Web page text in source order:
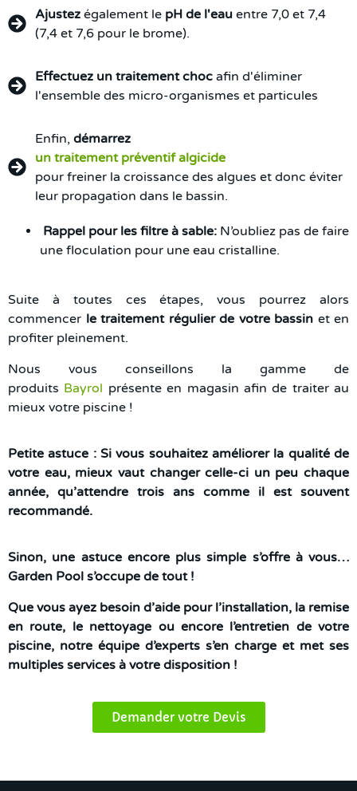
Ajustez également le pH de l'eau entre 7,0 et 7,4
(7,4 et 7,6 pour le brome).
Effectuez un traitement chocafin d'éliminer
l'ensemble des micro-organismes et particules
Enfin, démarrez
un traitement préventif algicide
pour freiner la croissance des algues et donc éviter
leur propagation dans le bassin.
Rappel pour les filtre à sable: N’oubliez pas de faire
une floculation pour une eau cristalline.
Suite à toutes ces étapes, vous pourrez alors
commencer le traitement régulier de votre bassin et en
profiter pleinement.
Nous vous conseillons la gamme de
produits Bayrol présente en magasin afin de traiter au
mieux votre piscine !
Petite astuce : Si vous souhaitez améliorer la qualité de
votre eau, mieux vaut changer celle-ci un peu chaque
année, qu’attendre trois ans comme il est souvent
recommandé.
Sinon, une astuce encore plus simple s’offre à vous…
Garden Pool s’occupe de tout !
Que vous ayez besoin d’aide pour l’installation, la remise
en route, le nettoyage ou encore l’entretien de votre
piscine, notre équipe d’experts s’en charge et met ses
multiples services à votre disposition !
Demander votre Devis